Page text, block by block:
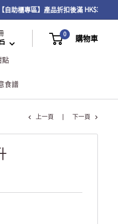
助櫃專區】產品折扣後滿 HK$300或
0 購物車
點
食譜
上一頁 下一頁